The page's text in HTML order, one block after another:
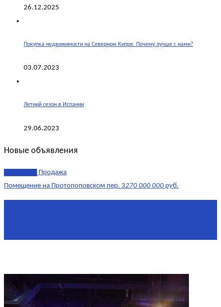
26.12.2025
Покупка недвижимости на Северном Кипре. Почему лучше с нами?
03.07.2023
Летний сезон в Испании
29.06.2023
Новые объявления
Продажа
Помещение на Протопоповском пер. 3270 000 000 руб.